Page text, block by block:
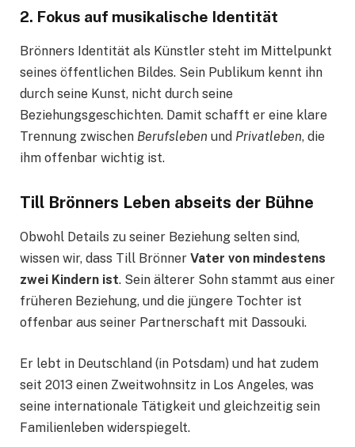
2. Fokus auf musikalische Identität
Brönners Identität als Künstler steht im Mittelpunkt
seines öffentlichen Bildes. Sein Publikum kennt ihn
durch seine Kunst, nicht durch seine
Beziehungsgeschichten. Damit schafft er eine klare
Trennung zwischen Berufsleben und Privatleben, die
ihm offenbar wichtig ist.
Till Brönners Leben abseits der Bühne
Obwohl Details zu seiner Beziehung selten sind,
wissen wir, dass Till Brönner Vater von mindestens
zwei Kindern ist. Sein älterer Sohn stammt aus einer
früheren Beziehung, und die jüngere Tochter ist
offenbar aus seiner Partnerschaft mit Dassouki.
Er lebt in Deutschland (in Potsdam) und hat zudem
seit 2013 einen Zweitwohnsitz in Los Angeles, was
seine internationale Tätigkeit und gleichzeitig sein
Familienleben widerspiegelt.